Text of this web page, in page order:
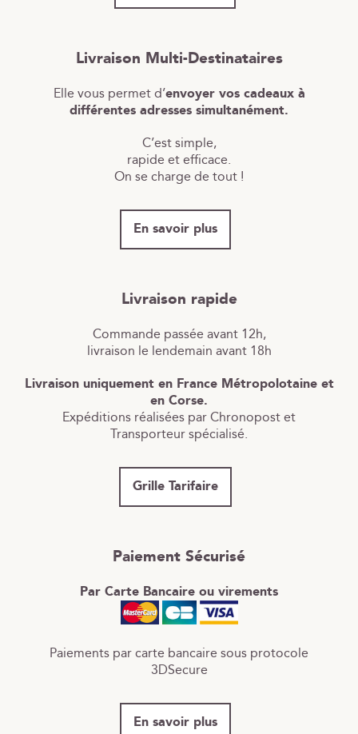
Livraison Multi-Destinataires
Elle vous permet d’envoyer vos cadeaux à
différentes adresses simultanément.
C’est simple,
rapide et efficace.
On se charge de tout !
En savoir plus
Livraison rapide
Commande passée avant 12h,
livraison le lendemain avant 18h
Livraison uniquement en France Métropolotaine et
en Corse.
Expéditions réalisées par Chronopost et
Transporteur spécialisé.
Grille Tarifaire
Paiement Sécurisé
Par Carte Bancaire ou virements
Paiements par carte bancaire sous protocole
3DSecure
En savoir plus